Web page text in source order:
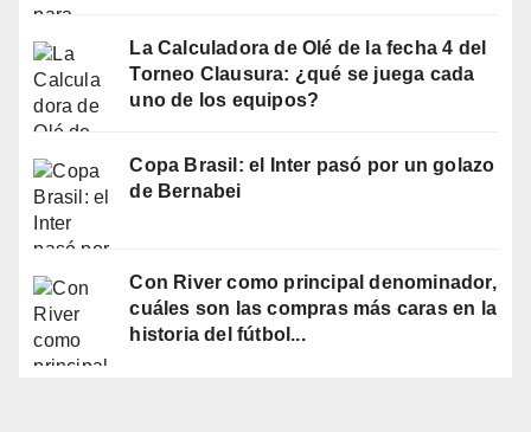
La Calculadora de Olé de la fecha 4 del
Torneo Clausura: ¿qué se juega cada
uno de los equipos?
Copa Brasil: el Inter pasó por un golazo
de Bernabei
Con River como principal denominador,
cuáles son las compras más caras en la
historia del fútbol...